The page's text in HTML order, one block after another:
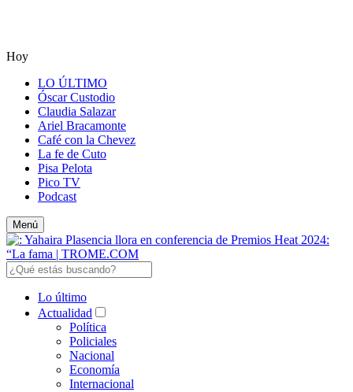
Hoy
LO ÚLTIMO
Óscar Custodio
Claudia Salazar
Ariel Bracamonte
Café con la Chevez
La fe de Cuto
Pisa Pelota
Pico TV
Podcast
Menú
Lo último
Actualidad
Política
Policiales
Nacional
Economía
Internacional